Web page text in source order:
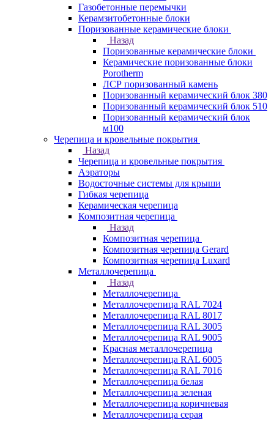
Газобетонные перемычки
Керамзитобетонные блоки
Поризованные керамические блоки
Назад
Поризованные керамические блоки
Керамические поризованные блоки
Porotherm
ЛСР поризованный камень
Поризованный керамический блок 380
Поризованный керамический блок 510
Поризованный керамический блок
м100
Черепица и кровельные покрытия
Назад
Черепица и кровельные покрытия
Аэраторы
Водосточные системы для крыши
Гибкая черепица
Керамическая черепица
Композитная черепица
Назад
Композитная черепица
Композитная черепица Gerard
Композитная черепица Luxard
Металлочерепица
Назад
Металлочерепица
Металлочерепица RAL 7024
Металлочерепица RAL 8017
Металлочерепица RAL 3005
Металлочерепица RAL 9005
Красная металлочерепица
Металлочерепица RAL 6005
Металлочерепица RAL 7016
Металлочерепица белая
Металлочерепица зеленая
Металлочерепица коричневая
Металлочерепица серая